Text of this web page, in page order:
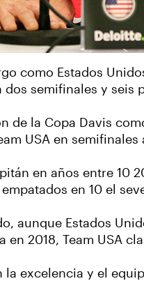
como Estados
semifinales y seis
de la Copa Davis
USA en
en años entre 10
en 10 el
aunque Estados
2018, Team USA
excelencia y el